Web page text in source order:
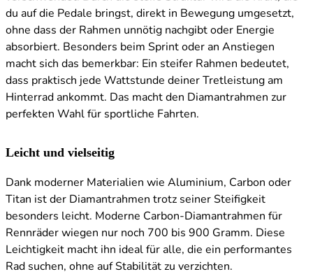
du auf die Pedale bringst, direkt in Bewegung umgesetzt,
ohne dass der Rahmen unnötig nachgibt oder Energie
absorbiert. Besonders beim Sprint oder an Anstiegen
macht sich das bemerkbar: Ein steifer Rahmen bedeutet,
dass praktisch jede Wattstunde deiner Tretleistung am
Hinterrad ankommt. Das macht den Diamantrahmen zur
perfekten Wahl für sportliche Fahrten.
Leicht und vielseitig
Dank moderner Materialien wie Aluminium, Carbon oder
Titan ist der Diamantrahmen trotz seiner Steifigkeit
besonders leicht. Moderne Carbon-Diamantrahmen für
Rennräder wiegen nur noch 700 bis 900 Gramm. Diese
Leichtigkeit macht ihn ideal für alle, die ein performantes
Rad suchen, ohne auf Stabilität zu verzichten.